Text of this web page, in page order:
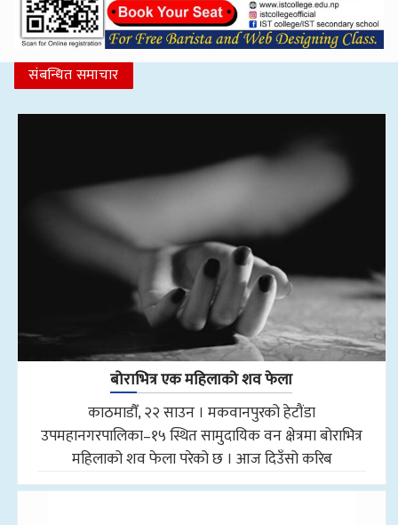
संबन्धित समाचार
बोराभित्र एक महिलाको शव फेला
काठमाडौँ, २२ साउन । मकवानपुरको हेटौंडा
उपमहानगरपालिका–१५ स्थित सामुदायिक वन क्षेत्रमा बोराभित्र
महिलाको शव फेला परेको छ । आज दिउँसो करिब